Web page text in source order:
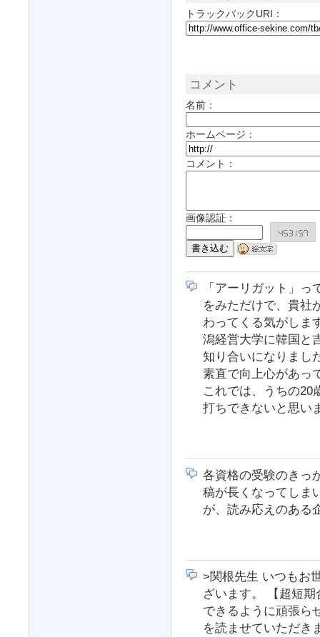
トラックバックURI：
コメント
名前：
ホームページ：
コメント：
画像認証：
「アーリガット」
をみただけで、貴社
わってくる気がしま
潟経営大学に韓国と
知り合いになりまし
素直で向上心があっ
これでは、うちの20
打ちできないと思い
各資格の受験のきっ
稿が長くなってしま
が、読み応えのある
>関根先生 いつもお
ざいます。 【超短
できるように頑張ら
を読ませていただき